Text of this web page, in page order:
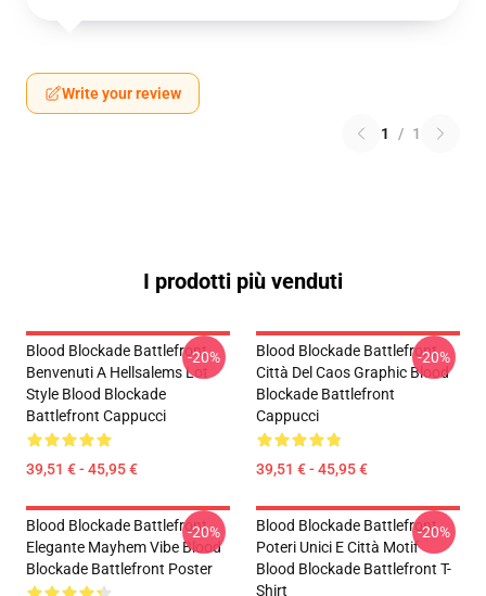
Write your review
1 / 1
I prodotti più venduti
Blood Blockade Battlefront
Benvenuti A Hellsalems Lot
Style Blood Blockade
Battlefront Cappucci
39,51 € - 45,95 €
-20%
Blood Blockade Battlefront
Città Del Caos Graphic Blood
Blockade Battlefront
Cappucci
39,51 € - 45,95 €
-20%
Blood Blockade Battlefront
Elegante Mayhem Vibe Blood
Blockade Battlefront Poster
-20%
Blood Blockade Battlefront
Poteri Unici E Città Motif
Blood Blockade Battlefront T-
Shirt
-20%